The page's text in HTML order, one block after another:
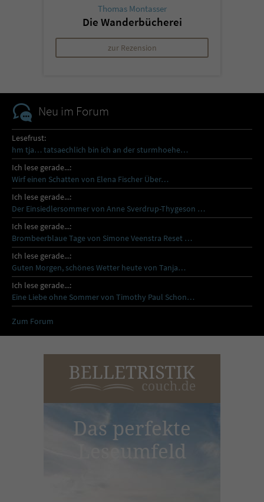
Thomas Montasser
Die Wanderbücherei
zur Rezension
Neu im Forum
Lesefrust:
hm tja… tatsaechlich bin ich an der sturmhoehe…
Ich lese gerade...:
Wirf einen Schatten von Elena Fischer Über…
Ich lese gerade...:
Der Einsiedlersommer von Anne Sverdrup-Thygeson …
Ich lese gerade...:
Brombeerblaue Tage von Simone Veenstra Reset …
Ich lese gerade...:
Guten Morgen, schönes Wetter heute von Tanja…
Ich lese gerade...:
Eine Liebe ohne Sommer von Timothy Paul Schon…
Zum Forum
Das perfekte
Leseumfeld